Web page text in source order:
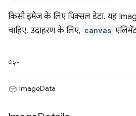
किसी इमेज के लिए पिक्सल डेटा. यह
चाहिए. उदाहरण के लिए, canvas
टाइप
ImageData